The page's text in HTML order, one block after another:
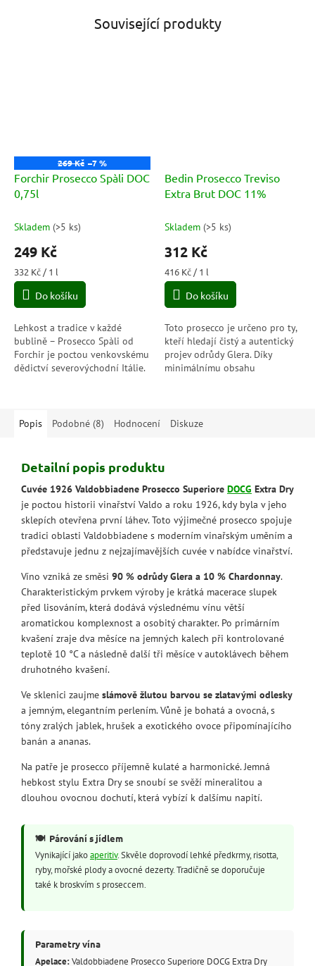
Související produkty
269 Kč –7 %
Forchir Prosecco Spàli DOC
0,75l
Skladem (>5 ks)
249 Kč
Měrná
cena:
332 Kč / 1 l
Do košíku
Lehkost a tradice v každé
bublině – Prosecco Spàli od
Forchir je poctou venkovskému
dědictví severovýchodní Itálie.
Bedin Prosecco Treviso
Extra Brut DOC 11%
Skladem (>5 ks)
312 Kč
Měrná
cena:
416 Kč / 1 l
Do košíku
Toto prosecco je určeno pro ty,
kteří hledají čistý a autentický
projev odrůdy Glera. Díky
minimálnímu obsahu
Popis
Podobné (8) Hodnocení Diskuze
Detailní popis produktu
Cuvée 1926 Valdobbiadene Prosecco Superiore DOCG Extra Dry
je poctou historii vinařství Valdo a roku 1926, kdy byla v jeho
sklepích otevřena první láhev. Toto výjimečné prosecco spojuje
tradici oblasti Valdobbiadene s moderním vinařským uměním a
představuje jednu z nejzajímavějších cuvée v nabídce vinařství.
Víno vzniká ze směsi 90 % odrůdy Glera a 10 % Chardonnay.
Charakteristickým prvkem výroby je krátká macerace slupek
před lisováním, která dodává výslednému vínu větší
aromatickou komplexnost a osobitý charakter. Po primárním
kvašení zraje dva měsíce na jemných kalech při kontrolované
teplotě 10 °C a následně další tři měsíce v autoklávech během
druhotného kvašení.
Ve sklenici zaujme slámově žlutou barvou se zlatavými odlesky
a jemným, elegantním perlením. Vůně je bohatá a ovocná, s
tóny zralých jablek, hrušek a exotického ovoce připomínajícího
banán a ananas.
Na patře je prosecco příjemně kulaté a harmonické. Jemná
hebkost stylu Extra Dry se snoubí se svěží mineralitou a
dlouhou ovocnou dochutí, která vybízí k dalšímu napití.
🍽️ Párování s jídlem
Vynikající jakoaperitiv. Skvěle doprovodí lehké předkrmy, risotta,
ryby, mořské plody a ovocné dezerty. Tradičně se doporučuje
také k broskvím s proseccem.
Parametry vína
Apelace:Valdobbiadene Prosecco Superiore DOCG Extra Dry